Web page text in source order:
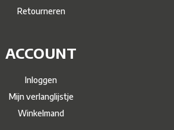
Retourneren
ACCOUNT
Inloggen
Mijn verlanglijstje
Winkelmand